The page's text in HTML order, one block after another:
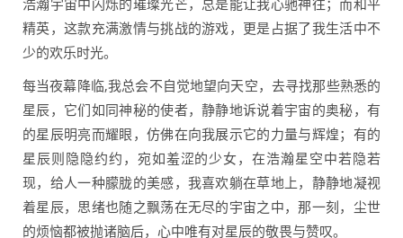
浩瀚宇宙中闪烁的璀璨光芒，总是能让我心驰神往；而和平
精英，这款充满激情与挑战的游戏，更是占据了我生活中不
少的欢乐时光。
每当夜幕降临,我总会不自觉地望向天空，去寻找那些熟悉的
星辰，它们如同神秘的使者，静静地诉说着宇宙的奥秘，有
的星辰明亮而耀眼，仿佛在向我展示它的力量与辉煌；有的
星辰则隐隐约约，宛如羞涩的少女，在浩瀚星空中若隐若
现，给人一种朦胧的美感，我喜欢躺在草地上，静静地凝视
着星辰，思绪也随之飘荡在无尽的宇宙之中，那一刻，尘世
的烦恼都被抛诸脑后，心中唯有对星辰的敬畏与赞叹。